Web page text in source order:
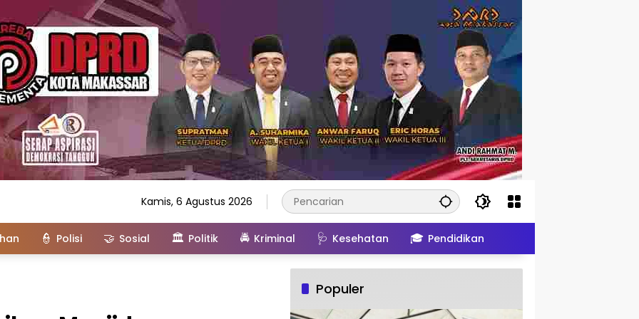
Kamis, 6 Agustus 2026
👮 Polisi 🤝 Sosial 🏛️ Politik 🚔 Kriminal 🩺 Kesehatan 🎓 Pendidikan
Populer